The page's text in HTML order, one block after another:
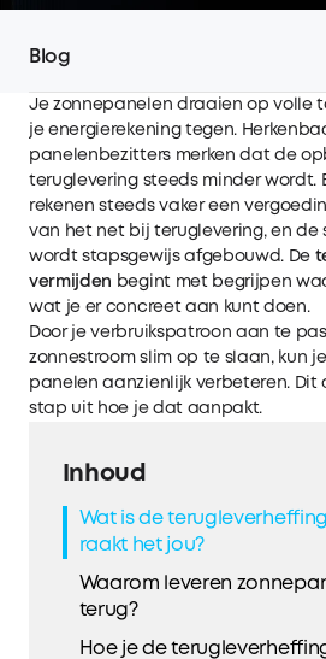
Blog
Je zonnepanelen draaien op volle
je energierekening tegen.
panelenbezitters merken dat de
teruglevering steeds minder wordt.
rekenen steeds vaker een
van het net bij teruglevering, en de
wordt stapsgewijs afgebouwd. De
vermijden begint met begrijpen
wat je er concreet aan kunt doen.
Door je verbruikspatroon aan te
zonnestroom slim op te slaan, kun
panelen aanzienlijk verbeteren. Dit
stap uit hoe je dat aanpakt.
Inhoud
Wat is de
raakt het jou?
Waarom leveren
terug?
Hoe je de